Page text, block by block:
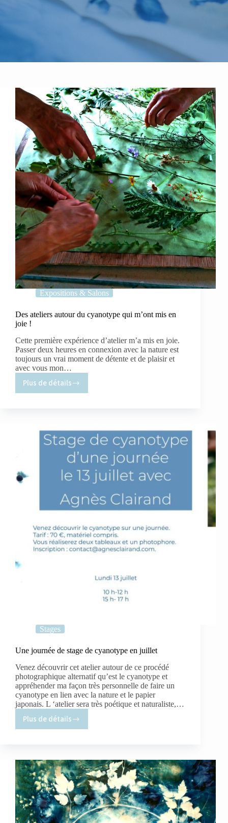
Expositions & Salons
Des ateliers autour du cyanotype qui m’ont mis en
joie !
Cette première expérience d’atelier m’a mis en joie.
Passer deux heures en connexion avec la nature est
toujours un vrai moment de détente et de plaisir et
avec vous mon…
Plus de détails
Des
cyanotype
qui
m’ont
joie
Stages
Une journée de stage de cyanotype en juillet
Venez découvrir cet atelier autour de ce procédé
photographique alternatif qu’est le cyanotype et
appréhender ma façon très personnelle de faire un
cyanotype en lien avec la nature et le papier
japonais. L ‘atelier sera très poétique et naturaliste,…
Plus de détails
Une
de
cyanotype
en
juillet